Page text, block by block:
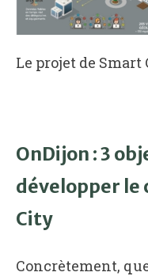
Le projet de
OnDijon : 3
développer le
City
Concrètement,